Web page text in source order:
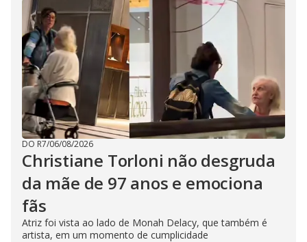
DO R7/06/08/2026
Christiane Torloni não desgruda
da mãe de 97 anos e emociona
fãs
Atriz foi vista ao lado de Monah Delacy, que também é
artista, em um momento de cumplicidade